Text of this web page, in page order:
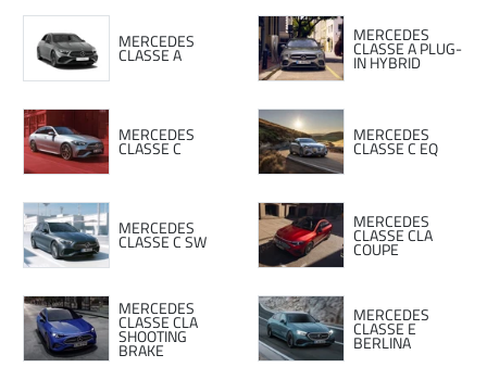
MERCEDES
CLASSE A
MERCEDES
CLASSE A PLUG-
IN HYBRID
MERCEDES
CLASSE C
MERCEDES
CLASSE C EQ
MERCEDES
CLASSE C SW
MERCEDES
CLASSE CLA
COUPE
MERCEDES
CLASSE CLA
SHOOTING
BRAKE
MERCEDES
CLASSE E
BERLINA